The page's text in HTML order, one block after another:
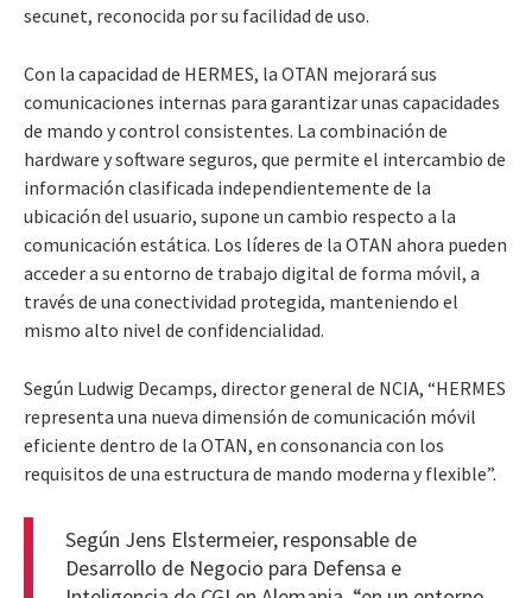
secunet, reconocida por su facilidad de uso.
Con la capacidad de HERMES, la OTAN mejorará sus
comunicaciones internas para garantizar unas capacidades
de mando y control consistentes. La combinación de
hardware y software seguros, que permite el intercambio de
información clasificada independientemente de la
ubicación del usuario, supone un cambio respecto a la
comunicación estática. Los líderes de la OTAN ahora pueden
acceder a su entorno de trabajo digital de forma móvil, a
través de una conectividad protegida, manteniendo el
mismo alto nivel de confidencialidad.
Según Ludwig Decamps, director general de NCIA, “HERMES
representa una nueva dimensión de comunicación móvil
eficiente dentro de la OTAN, en consonancia con los
requisitos de una estructura de mando moderna y flexible”.
Según Jens Elstermeier, responsable de
Desarrollo de Negocio para Defensa e